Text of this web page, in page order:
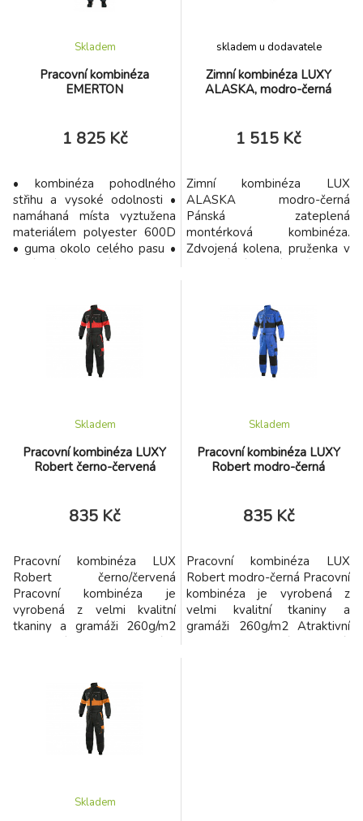
Pracovní kombinéza
EMERTON
Skladem
1 825 Kč
• kombinéza pohodlného
střihu a vysoké odolnosti •
namáhaná místa vyztužena
materiálem polyester 600D
• guma okolo celého pasu •
náročné podmínky
Zimní kombinéza LUXY
ALASKA, modro-černá
skladem u dodavatele
1 515 Kč
Zimní kombinéza LUX
ALASKA modro-černá
Pánská zateplená
montérková kombinéza.
Zdvojená kolena, pruženka v
do manžety. Na zádech široký
černý pruh látky pro Vaše
logo. Svrchní materiál: 100%
bavlna, 260 g/m2, výplň -
duté vlákno 100% polyester,
Pracovní kombinéza LUXY
Robert černo-červená
Skladem
835 Kč
Pracovní kombinéza LUX
Robert černo/červená
Pracovní kombinéza je
vyrobená z velmi kvalitní
tkaniny a gramáži 260g/m2
Pracovní kombinéza LUXY
Robert modro-černá
Skladem
835 Kč
Pracovní kombinéza LUX
Robert modro-černá Pracovní
kombinéza je vyrobená z
velmi kvalitní tkaniny a
gramáži 260g/m2 Atraktivní
Skladem